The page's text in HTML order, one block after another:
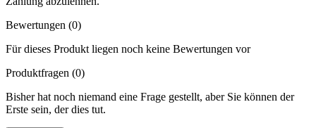
Bewertungen (0)
Für dieses Produkt liegen noch keine Bewertungen vor
Produktfragen (0)
Bisher hat noch niemand eine Frage gestellt, aber Sie können der
Erste sein, der dies tut.